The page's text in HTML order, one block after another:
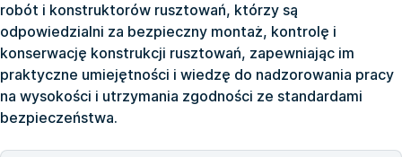
robót i konstruktorów rusztowań, którzy są
odpowiedzialni za bezpieczny montaż, kontrolę i
konserwację konstrukcji rusztowań, zapewniając im
praktyczne umiejętności i wiedzę do nadzorowania pracy
na wysokości i utrzymania zgodności ze standardami
bezpieczeństwa.